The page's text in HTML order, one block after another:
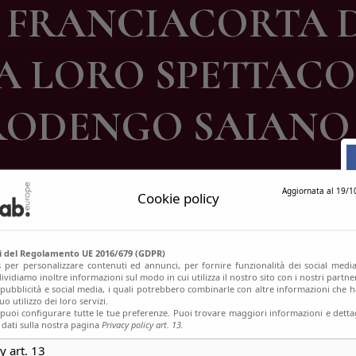
LORO
SAIANO
Cookie policy Aggiornata al 19/
Regolamento UE 2016/679 (GDPR)
per personalizzare contenuti ed annunci, per fornire funzionalità dei social
inoltre informazioni sul modo in cui utilizza il nostro sito con i nostri
e social media, i quali potrebbero combinarle con altre informazioni che
utilizzo dei loro servizi.
configurare tutte le tue preferenze. Puoi trovare maggiori informazioni e
sulla nostra pagina Privacy policy art. 13.
art. 13